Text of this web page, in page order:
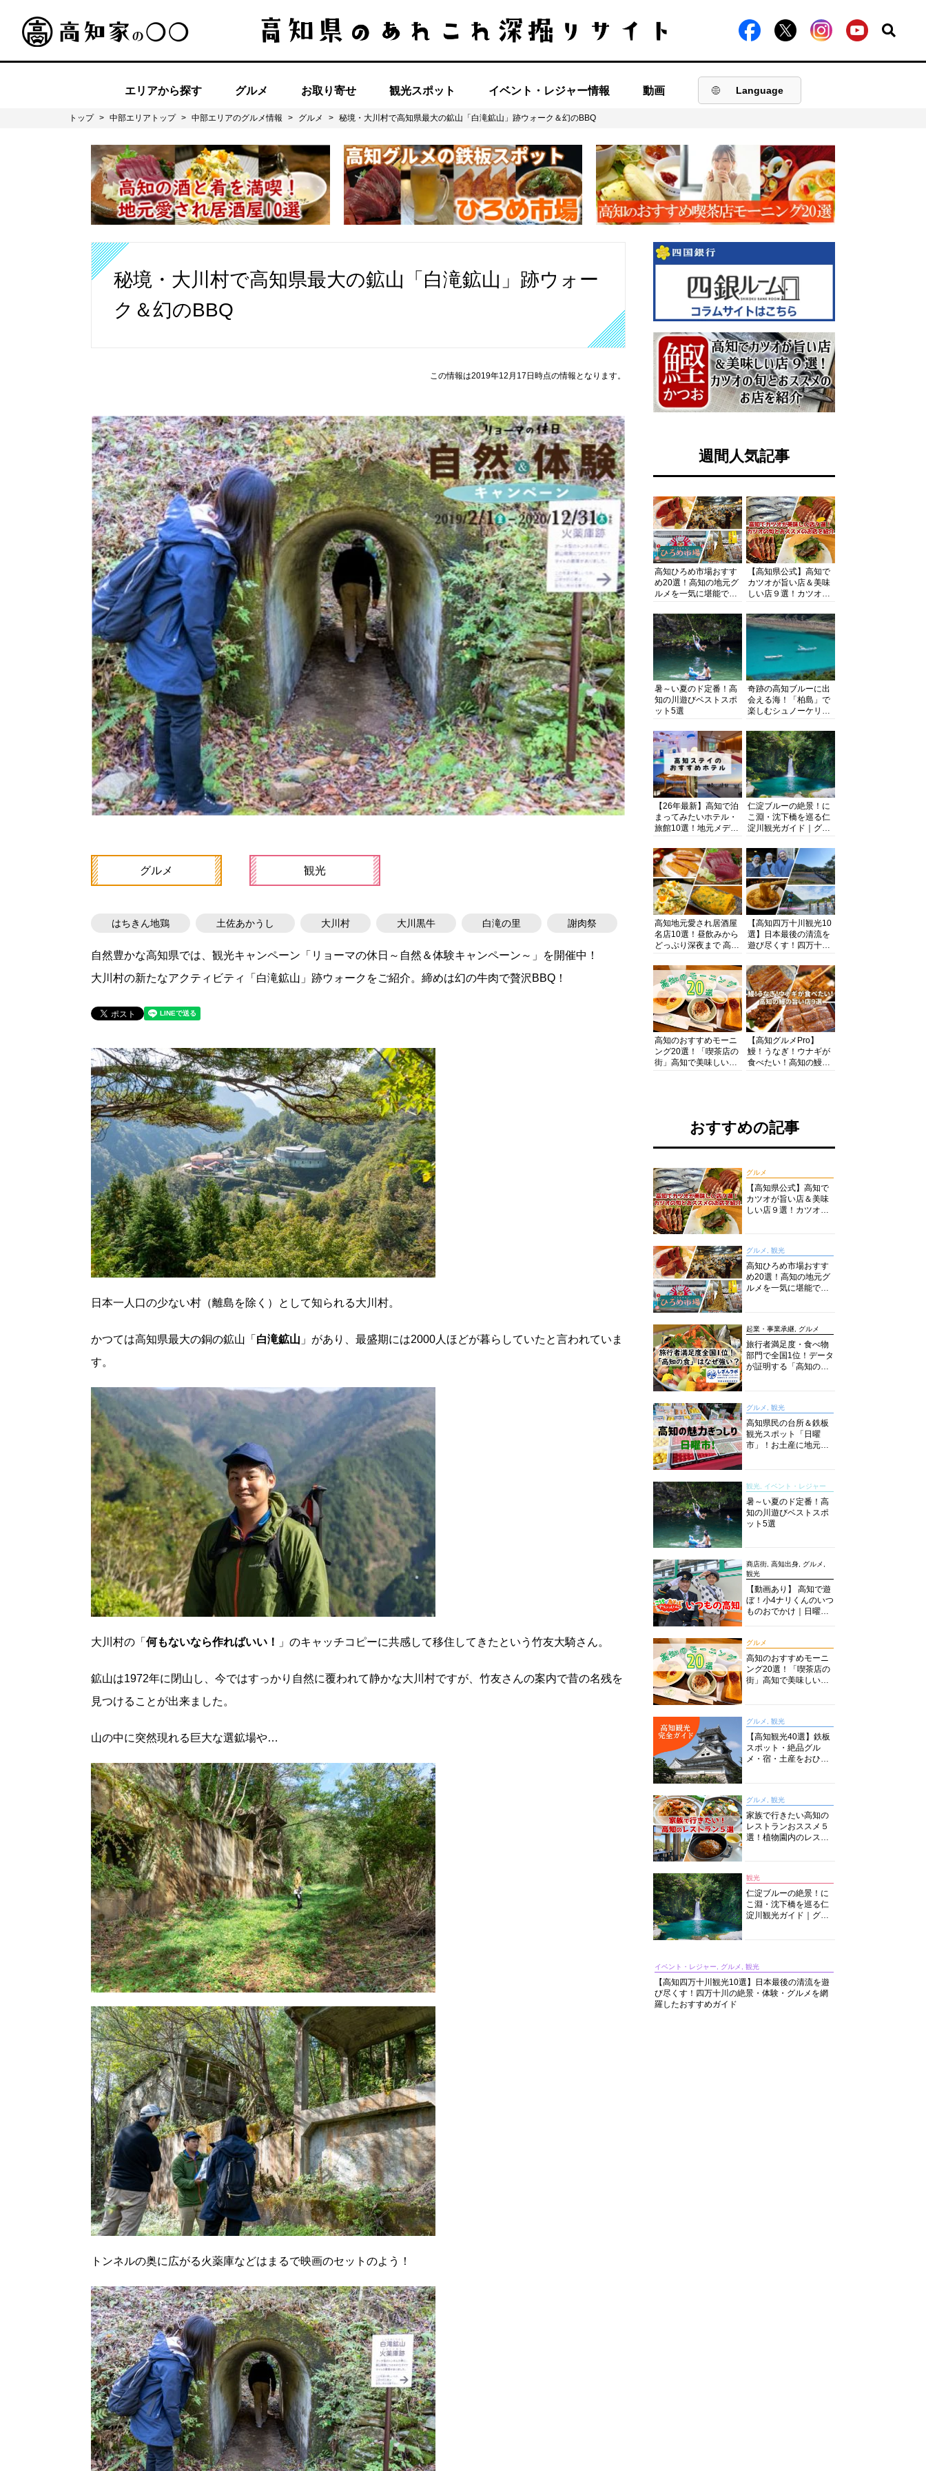
エリアから探す グルメ お取り寄せ 観光スポット イベント・レジャー情報 動画 Language
トップ > 中部エリアトップ > 中部エリアのグルメ情報 > グルメ > 秘境・大川村で高知県最大の鉱山「白滝鉱山」跡ウォーク＆幻のBBQ
秘境・大川村で高知県最大の鉱山「白滝鉱山」跡ウォー
ク＆幻のBBQ
この情報は2019年12月17日時点の情報となります。
グルメ 観光
はちきん地鶏 土佐あかうし 大川村 大川黒牛 白滝の里 謝肉祭
自然豊かな高知県では、観光キャンペーン「リョーマの休日～自然＆体験キャンペーン～」を開催中！
大川村の新たなアクティビティ「白滝鉱山」跡ウォークをご紹介。締めは幻の牛肉で贅沢BBQ！
日本一人口の少ない村（離島を除く）として知られる大川村。
かつては高知県最大の銅の鉱山「 白滝鉱山 」があり、最盛期には2000人ほどが暮らしていたと言われていま
す。
大川村の「 何もないなら作ればいい！ 」のキャッチコピーに共感して移住してきたという竹友大騎さん。
鉱山は1972年に閉山し、今ではすっかり自然に覆われて静かな大川村ですが、竹友さんの案内で昔の名残を
見つけることが出来ました。
山の中に突然現れる巨大な選鉱場や…
トンネルの奥に広がる火薬庫などはまるで映画のセットのよう！
週間人気記事
高知ひろめ市場おすす
め20選！高知の地元グ
ルメを一気に堪能でき
底解剖
【高知県公式】高知で
カツオが旨い店＆美味
しい店９選！カツオの
紹介
暑～い夏のド定番！高
知の川遊びベストスポ
ット5選
奇跡の高知ブルーに出
会える海！「柏島」で
楽しむシュノーケリン
浴にキャンプまで透明
度抜群の海の楽園を徹
底紹介
【26年最新】高知で泊
まってみたいホテル・
旅館10選！地元メディ
厳選
仁淀ブルーの絶景！に
こ淵・沈下橋を巡る仁
淀川観光ガイド｜グル
まで完全網羅！
高知地元愛され居酒屋
名店10選！昼飲みから
どっぷり深夜まで 高知
知グルメPro】
【高知四万十川観光10
選】日本最後の清流を
遊び尽くす！四万十川
を網羅したおすすめガ
イド
高知のおすすめモーニ
ング20選！「喫茶店の
街」高知で美味しい喫
【高知グルメPro】
鰻！うなぎ！ウナギが
食べたい！高知の鰻の
おすすめの記事
グルメ
【高知県公式】高知で
カツオが旨い店＆美味
しい店９選！カツオの
グルメ, 観光
高知ひろめ市場おすす
め20選！高知の地元グ
ルメを一気に堪能でき
起業・事業承継, グルメ
旅行者満足度・食べ物
部門で全国1位！データ
が証明する「高知の
グルメ, 観光
高知県民の台所＆鉄板
観光スポット「日曜
市」！お土産に地元野
説！
観光, イベント・レジャー
暑～い夏のド定番！高
知の川遊びベストスポ
ット5選
商店街, 高知出身, グルメ,
観光
【動画あり】 高知で遊
ぼ！小4ナリくんのいつ
ものおでかけ｜日曜市
グルメ
高知のおすすめモーニ
ング20選！「喫茶店の
街」高知で美味しい喫
グルメ, 観光
【高知観光40選】鉄板
スポット・絶品グル
メ・宿・土産をおひと
グルメ, 観光
家族で行きたい高知の
レストランおススメ５
選！植物園内のレスト
観光
仁淀ブルーの絶景！に
こ淵・沈下橋を巡る仁
淀川観光ガイド｜グル
イベント・レジャー, グルメ, 観光
【高知四万十川観光10選】日本最後の清流を遊
び尽くす！四万十川の絶景・体験・グルメを網
羅したおすすめガイド